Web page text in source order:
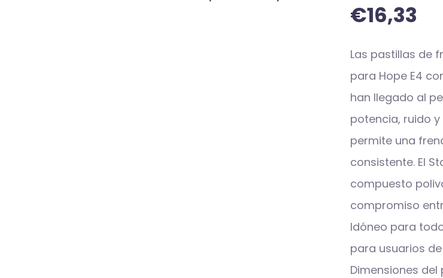
€16,33
Las pastillas de
para Hope E4
han llegado al
potencia, ruido
permite una
consistente. El
compuesto
compromiso
Idóneo para
para usuarios
Dimensiones del producto